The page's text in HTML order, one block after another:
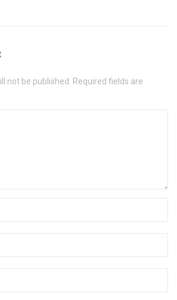
not be published. Required fields are